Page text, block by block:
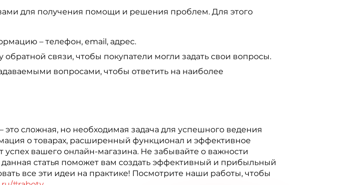
для получения помощи и решения проблем. Для этого
– телефон, email, адрес.
связи, чтобы покупатели могли задать свои вопросы.
вопросами, чтобы ответить на наиболее
это сложная, но необходимая задача для успешного ведения
о товарах, расширенный функционал и эффективное
вашего онлайн-магазина. Не забывайте о важности
статья поможет вам создать эффективный и прибыльный
все эти идеи на практике! Посмотрите наши работы, чтобы